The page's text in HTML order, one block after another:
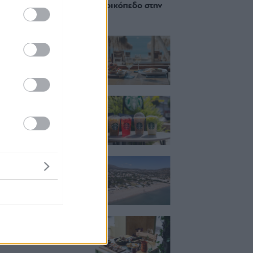
(και ρίζωσε) σε ένα αθέατο οικόπεδο στην
Ανάβυσσο
δίπλα στο κύμα: Γιατί στο
Bolivar πας (και) για το
που θα πίνεις όλο το
καλοκαίρι στα Starbucks
Πλαζ Βάρκιζας:
Ξεμπλοκάρει η επένδυση